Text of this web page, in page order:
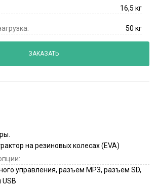
16,5 кг
50 кг
ЗАКАЗАТЬ
на резиновых колесах (EVA)
управления, разъем MP3, разъем SD,